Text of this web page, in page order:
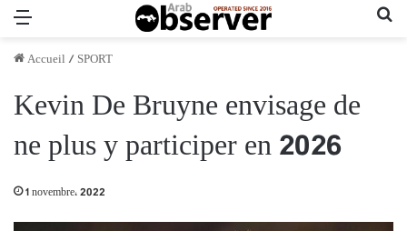
Accueil /SPORT
Kevin De Bruyne envisage de
ne plus y participer en 2026
1 novembre، 2022